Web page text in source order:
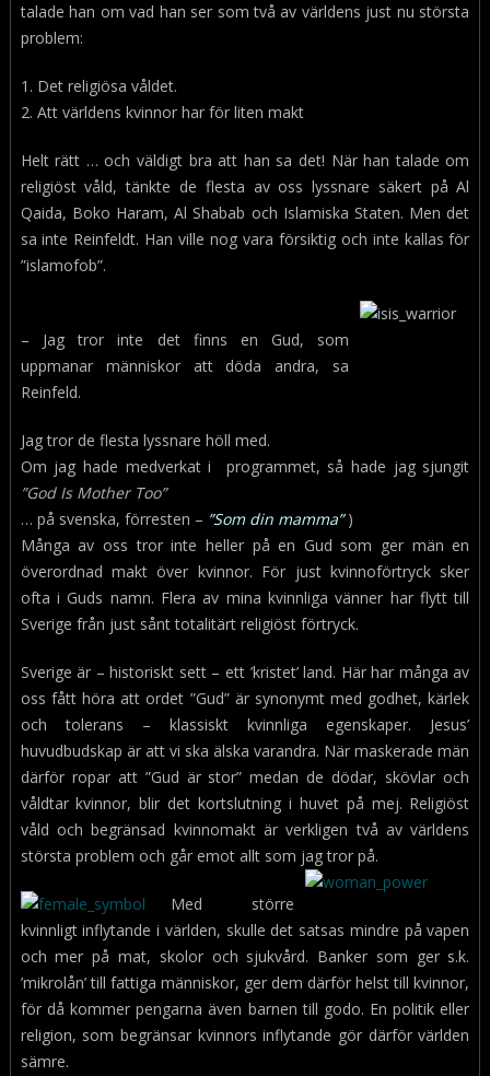
talade han om vad han ser som två av världens just nu största
problem:
1. Det religiösa våldet.
2. Att världens kvinnor har för liten makt
Helt rätt … och väldigt bra att han sa det! När han talade om
religiöst våld, tänkte de flesta av oss lyssnare säkert på Al
Qaida, Boko Haram, Al Shabab och Islamiska Staten. Men det
sa inte Reinfeldt. Han ville nog vara försiktig och inte kallas för
”islamofob”.
– Jag tror inte det finns en Gud, som
uppmanar människor att döda andra, sa
Reinfeld.
Jag tror de flesta lyssnare höll med.
Om jag hade medverkat i programmet, så hade jag sjungit
”God Is Mother Too”
… på svenska, förresten – ”Som din mamma”)
Många av oss tror inte heller på en Gud som ger män en
överordnad makt över kvinnor. För just kvinnoförtryck sker
ofta i Guds namn. Flera av mina kvinnliga vänner har flytt till
Sverige från just sånt totalitärt religiöst förtryck.
Sverige är – historiskt sett – ett ’kristet’ land. Här har många av
oss fått höra att ordet ”Gud” är synonymt med godhet, kärlek
och tolerans – klassiskt kvinnliga egenskaper. Jesus’
huvudbudskap är att vi ska älska varandra. När maskerade män
därför ropar att ”Gud är stor” medan de dödar, skövlar och
våldtar kvinnor, blir det kortslutning i huvet på mej. Religiöst
våld och begränsad kvinnomakt är verkligen två av världens
största problem och går emot allt som jag tror på.
Med större
kvinnligt inflytande i världen, skulle det satsas mindre på vapen
och mer på mat, skolor och sjukvård. Banker som ger s.k.
’mikrolån’ till fattiga människor, ger dem därför helst till kvinnor,
för då kommer pengarna även barnen till godo. En politik eller
religion, som begränsar kvinnors inflytande gör därför världen
sämre.